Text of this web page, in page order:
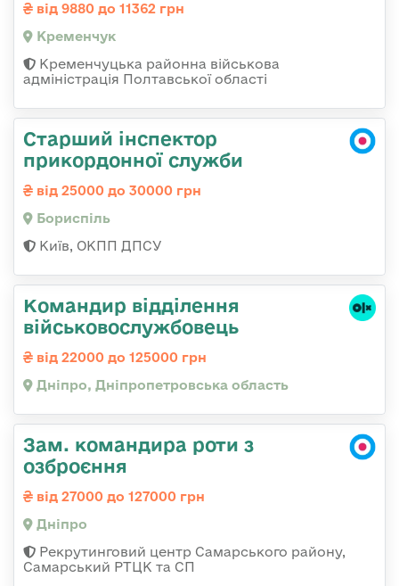
від 9880 до 11362 грн
Кременчук
Кременчуцька районна військова
адміністрація Полтавської області
Старший інспектор
прикордонної служби
від 25000 до 30000 грн
Бориспіль
Київ, ОКПП ДПСУ
Командир відділення
військовослужбовець
від 22000 до 125000 грн
Дніпро, Дніпропетровська область
Зам. командира роти з
озброєння
від 27000 до 127000 грн
Дніпро
Рекрутинговий центр Самарського району,
Самарський РТЦК та СП